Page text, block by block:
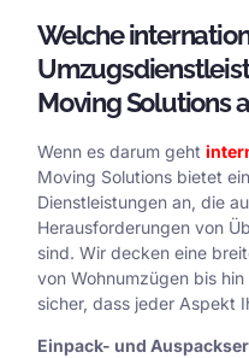
Welche
Moving Solutions
Wenn es darum geht
Moving Solutions bietet
Dienstleistungen an, die
Herausforderungen von
sind. Wir decken eine
von Wohnumzügen bis
sicher, dass jeder Aspekt
Einpack- und